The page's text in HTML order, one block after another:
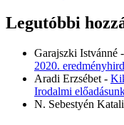
Legutóbbi
Garajszki Istvánné -
2020.
Aradi Erzsébet -
Irodalmi
N. Sebestyén